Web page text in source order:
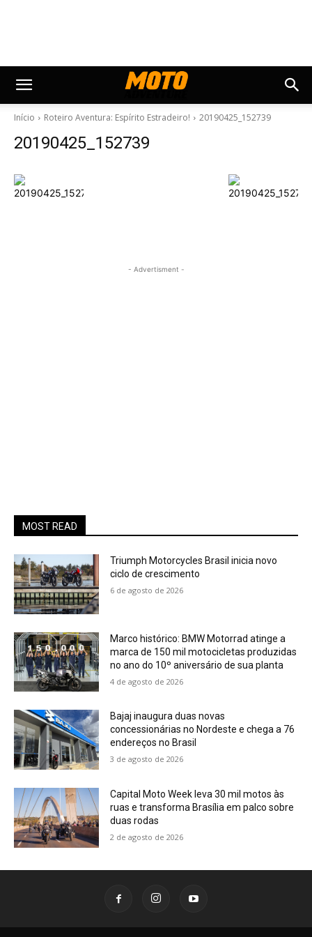
Início Roteiro Aventura: Espírito Estradeiro! 20190425_152739
20190425_152739
- Advertisment -
MOST READ
Triumph Motorcycles Brasil inicia novo
ciclo de crescimento
6 de agosto de 2026
Marco histórico: BMW Motorrad atinge a
marca de 150 mil motocicletas produzidas
no ano do 10º aniversário de sua planta
4 de agosto de 2026
Bajaj inaugura duas novas
concessionárias no Nordeste e chega a 76
endereços no Brasil
3 de agosto de 2026
Capital Moto Week leva 30 mil motos às
ruas e transforma Brasília em palco sobre
duas rodas
2 de agosto de 2026